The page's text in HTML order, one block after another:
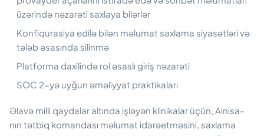
üzərində nəzarəti saxlaya bilərlər
Konfiqurasiya edilə bilən məlumat saxlama siyasətləri və
tələb əsasında silinmə
Platforma daxilində rol əsaslı giriş nəzarəti
SOC 2-yə uyğun əməliyyat praktikaları
Əlavə milli qaydalar altında işləyən klinikalar üçün, Ainisa-
nın tətbiq komandası məlumat idarəetməsini, saxlama